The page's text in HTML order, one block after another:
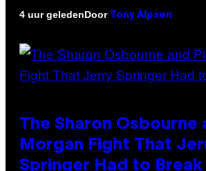
4 uur geledenDoor Tony Alpsen
The Sharon Osbourne
Morgan Fight That
Springer Had to Break